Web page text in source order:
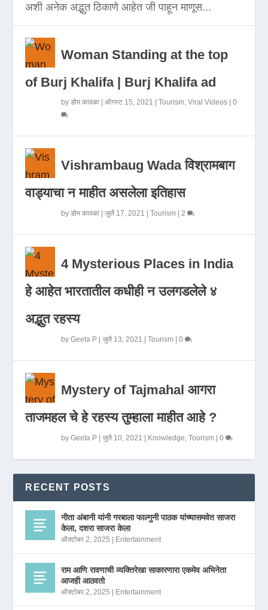
अशी अनेक अद्भुत ठिकाणे आहेत जी पाहून माणूस...
Woman Standing at the top
of Burj Khalifa | Burj Khalifa ad
byडोम कावळा |ऑगस्ट 15, 2021 |Tourism ,Viral Videos |0
Vishrambaug Wada विश्रामबाग
वाड्याचा न माहीत असलेला इतिहास
byडोम कावळा |जुलै 17, 2021 |Tourism | 2
4 Mysterious Places in India
हे आहेत भारतातील कधीही न उलगडलेले ४
अद्भुत रहस्य
byGeeta P |जुलै 13, 2021 |Tourism |0
Mystery of Tajmahal आगरा
ताजमहल चे हे रहस्य तुम्हाला माहीत आहे ?
byGeeta P |जुलै 10, 2021 | Knowledge ,Tourism |0
RECENT POSTS
नीता अंबानी यांनी गरबाला फाल्गुनी पाठक यांच्यासमवेत साजरा
केला, दशरा साजरा केला
ऑक्टोबर 2, 2025 | Entertainment
राम आणि रावणाची व्यक्तिरेखा साकारणारा एकमेव अभिनेता
आजही आठवतो
ऑक्टोबर 2, 2025 | Entertainment